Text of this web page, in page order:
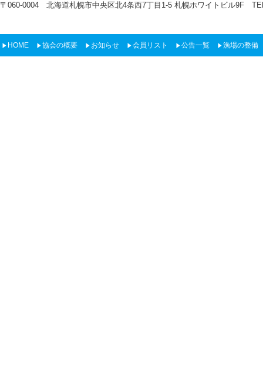
〒060-0004 北海道札幌市中央区北4条西7丁目1-5 札幌ホワイトビル9F
HOME 協会の概要 お知らせ 会員リスト 公告一覧 漁場の整備